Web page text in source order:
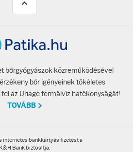
bőrgyógyászok közreműködésével
bőr igényeinek tökéletes
az Uriage termálvíz hatékonyságát!
TOVÁBB
internetes bankkártyás fizetést a
K&H Bank biztosítja.